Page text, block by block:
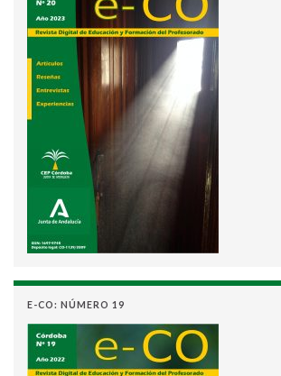
E-CO: NÚMERO 19